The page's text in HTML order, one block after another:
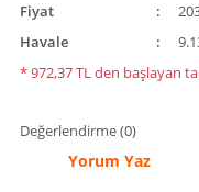
Fiyat
Havale
* 972,37 TL den başlayan
Değerlendirme (0)
Yorum Yaz